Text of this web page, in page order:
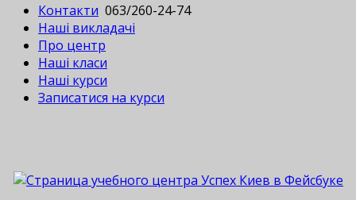
Контакти 063/260-24-74
Наші викладачі
Про центр
Наші класи
Наші курси
Записатися на курси